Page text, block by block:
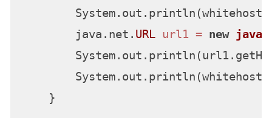
        java.net.
URL url1 = new java
    }